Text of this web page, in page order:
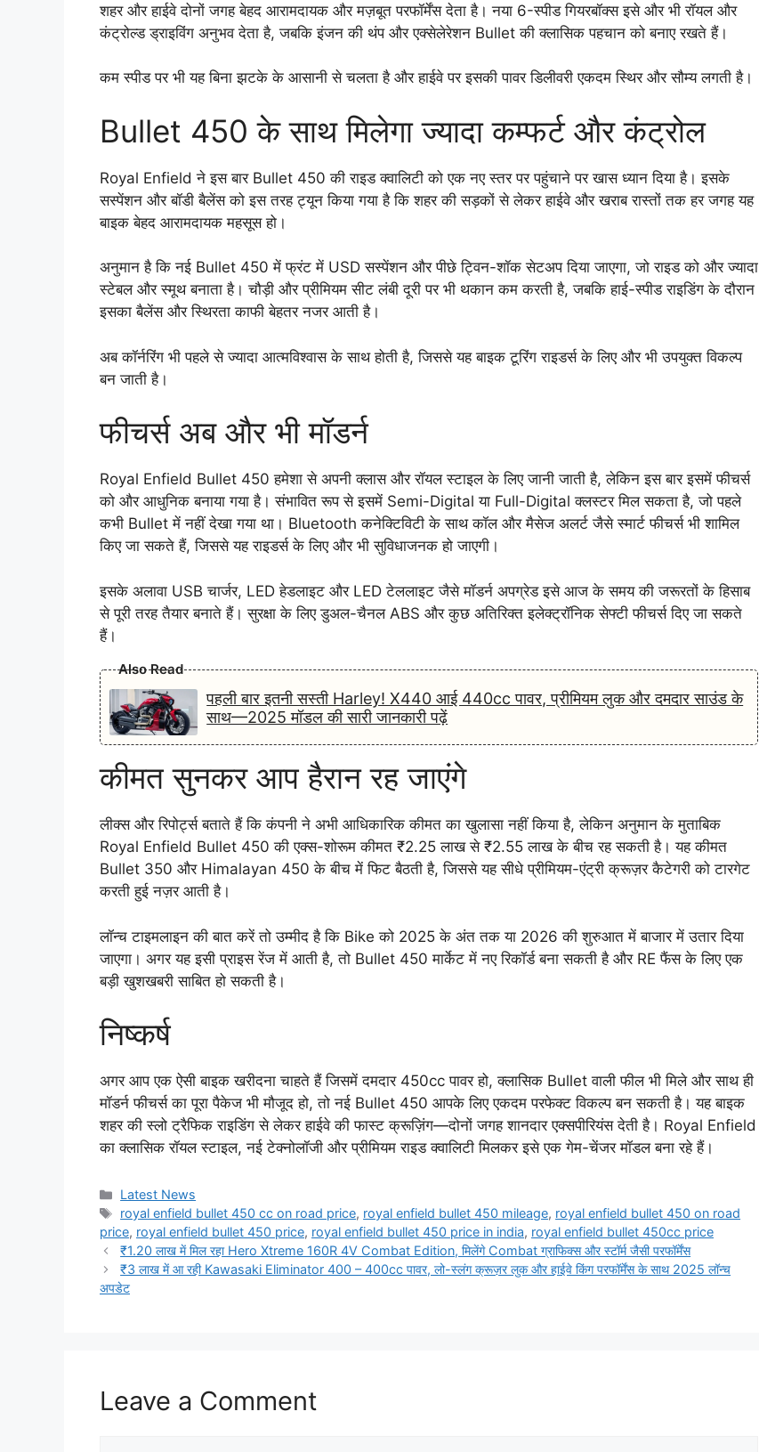
शहर और हाईवे दोनों जगह बेहद आरामदायक और मज़बूत परफॉर्मेंस देता है। नया 6-स्पीड गियरबॉक्स इसे और भी रॉयल और
कंट्रोल्ड ड्राइविंग अनुभव देता है, जबकि इंजन की थंप और एक्सेलेरेशन Bullet की क्लासिक पहचान को बनाए रखते हैं।
कम स्पीड पर भी यह बिना झटके के आसानी से चलता है और हाईवे पर इसकी पावर डिलीवरी एकदम स्थिर और सौम्य लगती है।
Bullet 450 के साथ मिलेगा ज्यादा कम्फर्ट और कंट्रोल
Royal Enfield ने इस बार Bullet 450 की राइड क्वालिटी को एक नए स्तर पर पहुंचाने पर खास ध्यान दिया है। इसके
सस्पेंशन और बॉडी बैलेंस को इस तरह ट्यून किया गया है कि शहर की सड़कों से लेकर हाईवे और खराब रास्तों तक हर जगह यह
बाइक बेहद आरामदायक महसूस हो।
अनुमान है कि नई Bullet 450 में फ्रंट में USD सस्पेंशन और पीछे ट्विन-शॉक सेटअप दिया जाएगा, जो राइड को और ज्यादा
स्टेबल और स्मूथ बनाता है। चौड़ी और प्रीमियम सीट लंबी दूरी पर भी थकान कम करती है, जबकि हाई-स्पीड राइडिंग के दौरान
इसका बैलेंस और स्थिरता काफी बेहतर नजर आती है।
अब कॉर्नरिंग भी पहले से ज्यादा आत्मविश्वास के साथ होती है, जिससे यह बाइक टूरिंग राइडर्स के लिए और भी उपयुक्त विकल्प
बन जाती है।
फीचर्स अब और भी मॉडर्न
Royal Enfield Bullet 450 हमेशा से अपनी क्लास और रॉयल स्टाइल के लिए जानी जाती है, लेकिन इस बार इसमें फीचर्स
को और आधुनिक बनाया गया है। संभावित रूप से इसमें Semi-Digital या Full-Digital क्लस्टर मिल सकता है, जो पहले
कभी Bullet में नहीं देखा गया था। Bluetooth कनेक्टिविटी के साथ कॉल और मैसेज अलर्ट जैसे स्मार्ट फीचर्स भी शामिल
किए जा सकते हैं, जिससे यह राइडर्स के लिए और भी सुविधाजनक हो जाएगी।
इसके अलावा USB चार्जर, LED हेडलाइट और LED टेललाइट जैसे मॉडर्न अपग्रेड इसे आज के समय की जरूरतों के हिसाब
से पूरी तरह तैयार बनाते हैं। सुरक्षा के लिए डुअल-चैनल ABS और कुछ अतिरिक्त इलेक्ट्रॉनिक सेफ्टी फीचर्स दिए जा सकते
हैं।
Also Read
पहली बार इतनी सस्ती Harley! X440 आई 440cc पावर, प्रीमियम लुक और दमदार साउंड के
साथ—2025 मॉडल की सारी जानकारी पढ़ें
कीमत सुनकर आप हैरान रह जाएंगे
लीक्स और रिपोर्ट्स बताते हैं कि कंपनी ने अभी आधिकारिक कीमत का खुलासा नहीं किया है, लेकिन अनुमान के मुताबिक
Royal Enfield Bullet 450 की एक्स-शोरूम कीमत ₹2.25 लाख से ₹2.55 लाख के बीच रह सकती है। यह कीमत
Bullet 350 और Himalayan 450 के बीच में फिट बैठती है, जिससे यह सीधे प्रीमियम-एंट्री क्रूज़र कैटेगरी को टारगेट
करती हुई नज़र आती है।
लॉन्च टाइमलाइन की बात करें तो उम्मीद है कि Bike को 2025 के अंत तक या 2026 की शुरुआत में बाजार में उतार दिया
जाएगा। अगर यह इसी प्राइस रेंज में आती है, तो Bullet 450 मार्केट में नए रिकॉर्ड बना सकती है और RE फैंस के लिए एक
बड़ी खुशखबरी साबित हो सकती है।
निष्कर्ष
अगर आप एक ऐसी बाइक खरीदना चाहते हैं जिसमें दमदार 450cc पावर हो, क्लासिक Bullet वाली फील भी मिले और साथ ही
मॉडर्न फीचर्स का पूरा पैकेज भी मौजूद हो, तो नई Bullet 450 आपके लिए एकदम परफेक्ट विकल्प बन सकती है। यह बाइक
शहर की स्लो ट्रैफिक राइडिंग से लेकर हाईवे की फास्ट क्रूज़िंग—दोनों जगह शानदार एक्सपीरियंस देती है। Royal Enfield
का क्लासिक रॉयल स्टाइल, नई टेक्नोलॉजी और प्रीमियम राइड क्वालिटी मिलकर इसे एक गेम-चेंजर मॉडल बना रहे हैं।
Categories
Latest News
Tags
royal enfield bullet 450 cc on road price, royal enfield bullet 450 mileage, royal enfield bullet 450 on road
price, royal enfield bullet 450 price, royal enfield bullet 450 price in india, royal enfield bullet 450cc price
₹1.20 लाख में मिल रहा Hero Xtreme 160R 4V Combat Edition, मिलेंगे Combat ग्राफिक्स और स्टॉर्म जैसी परफॉर्मेंस
₹3 लाख में आ रही Kawasaki Eliminator 400 – 400cc पावर, लो-स्लंग क्रूज़र लुक और हाईवे किंग परफॉर्मेंस के साथ 2025 लॉन्च
अपडेट
Leave a Comment